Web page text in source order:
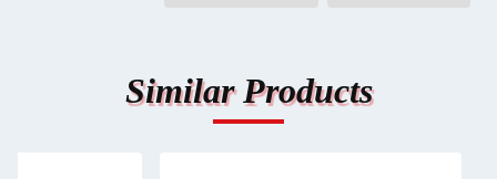
Similar Products